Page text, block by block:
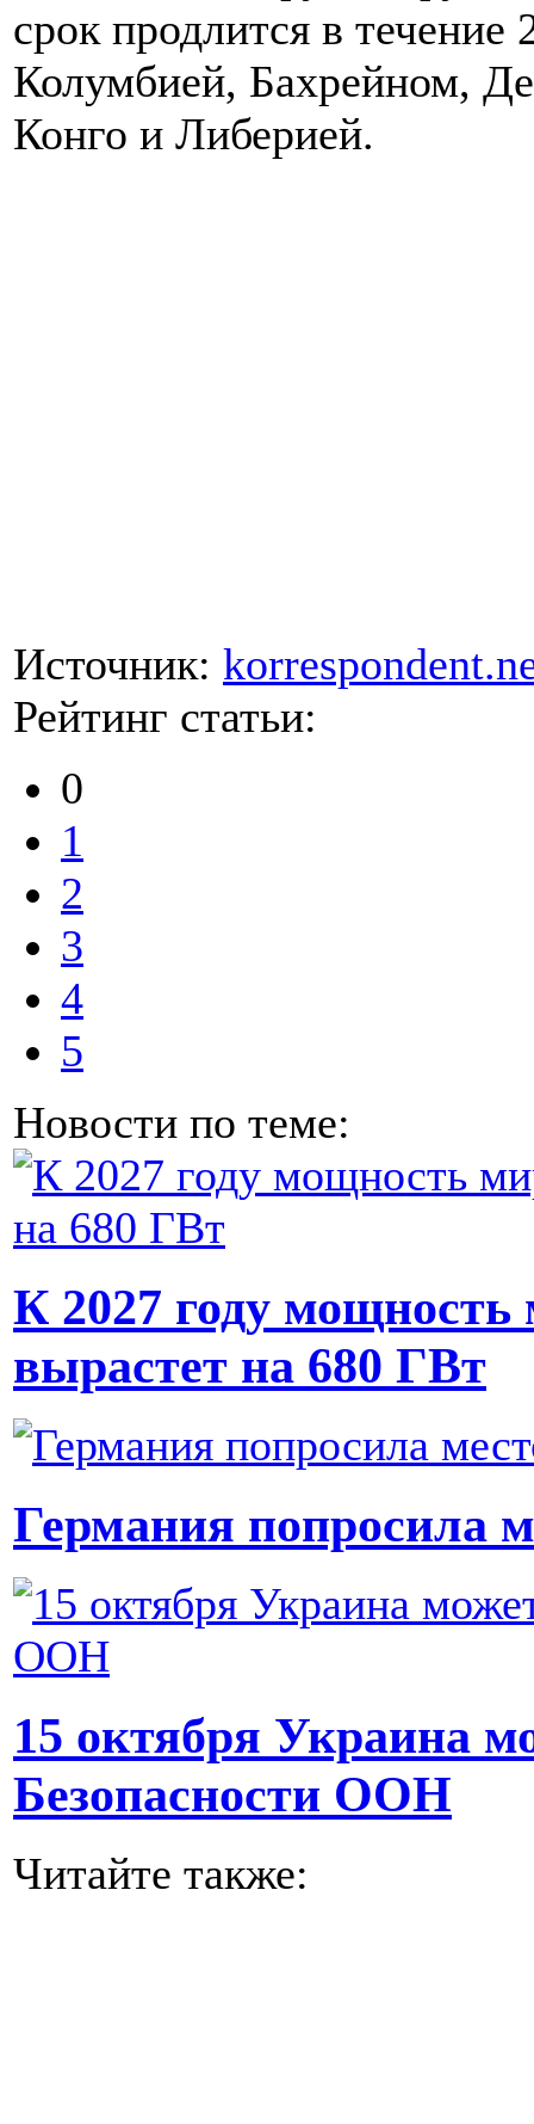
срок продлится в
Колумбией, Бахрейном,
Конго и Либерией.
Источник:
Рейтинг статьи:
0
1
2
3
4
5
Новости по теме:
К 2027 году мощность
вырастет на 680 ГВт
Германия попросила
15 октября Украина
Безопасности ООН
Читайте также: